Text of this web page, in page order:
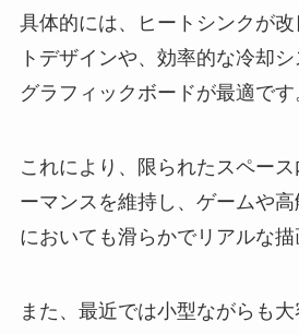
具体的には、ヒートシンクが
トデザインや、効率的な冷却
グラフィックボードが最適です
これにより、限られたスペー
ーマンスを維持し、ゲームや
においても滑らかでリアルな描
また、最近では小型ながらも